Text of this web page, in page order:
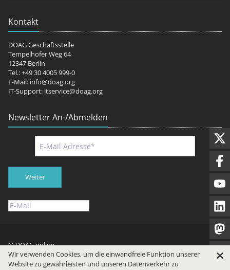
Kontakt
DOAG Geschäftsstelle
Tempelhofer Weg 64
12347 Berlin
Tel.: +49 30 4005 999-0
E-Mail: info@doag.org
IT-Support: itservice@doag.org
Newsletter An-/Abmelden
Weiter
© DOAG online
Impressum
Datenschutz Nutzungsbedingungen
Wir verwenden Cookies, um die einwandfreie Funktion unserer
Website zu gewährleisten und unseren Datenverkehr zu